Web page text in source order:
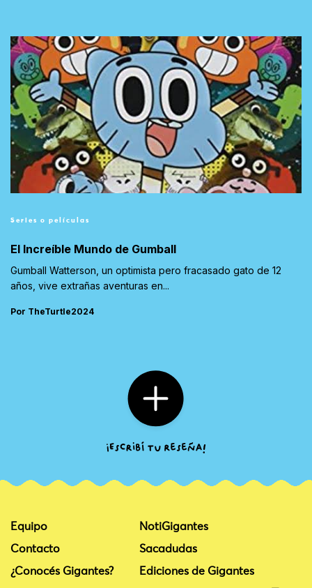
Series o películas
El Increíble Mundo de Gumball
Gumball Watterson, un optimista pero fracasado gato de 12
años, vive extrañas aventuras en...
Por TheTurtle2024
Equipo
Contacto
¿Conocés Gigantes?
NotiGigantes
Sacadudas
Ediciones de Gigantes